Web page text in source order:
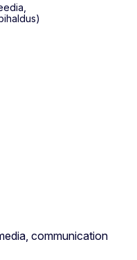
communication